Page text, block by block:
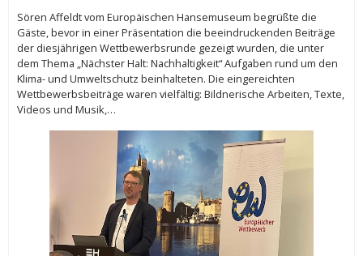
Sören Affeldt vom Europäischen Hansemuseum begrüßte die
Gäste, bevor in einer Präsentation die beeindruckenden Beiträge
der diesjährigen Wettbewerbsrunde gezeigt wurden, die unter
dem Thema „Nächster Halt: Nachhaltigkeit“ Aufgaben rund um den
Klima- und Umweltschutz beinhalteten. Die eingereichten
Wettbewerbsbeiträge waren vielfältig: Bildnerische Arbeiten, Texte,
Videos und Musik,…